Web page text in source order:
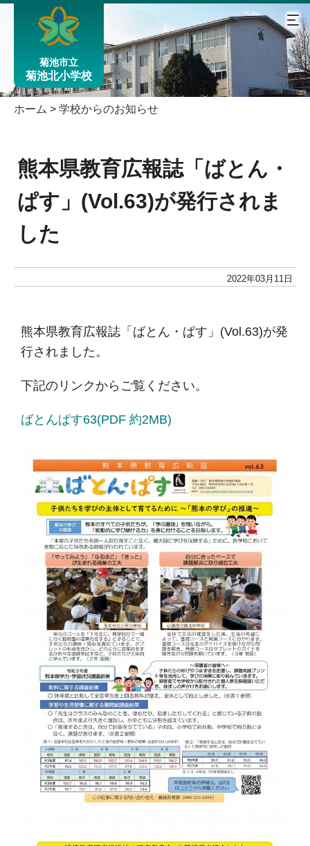
菊池市立
菊池北小学校
ホーム > 学校からのお知らせ
熊本県教育広報誌「ばとん・
ぱす」(Vol.63)が発行されま
した
2022年03月11日
熊本県教育広報誌「ばとん・ぱす」(Vol.63)が発
行されました。
下記のリンクからご覧ください。
ばとんぱす63(PDF 約2MB)